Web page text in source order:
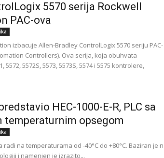
5570 serija Rockwell
PAC-ova
izbacuje Allen-Bradley ControlLogix 5570 seriju PAC-
Controllers). Ova serija, koja obuhvata
5572, 5572S, 5573, 5573S, 5574 i 5575 kontrolere,
HEC-1000-E-R, PLC sa
temperaturnim opsegom
radi na temperaturama od -40°C do +80°C. Baziran je
i namenjen je izrazito...